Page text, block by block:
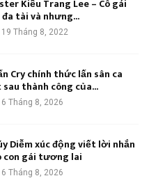
Kiều Trang Lee – Cô gái
tài và nhưng...
19 Tháng 8, 2022
Cry chính thức lấn sân ca
thành công của...
6 Tháng 8, 2026
Diễm xúc động viết lời nhắn
con gái tương lai
6 Tháng 8, 2026